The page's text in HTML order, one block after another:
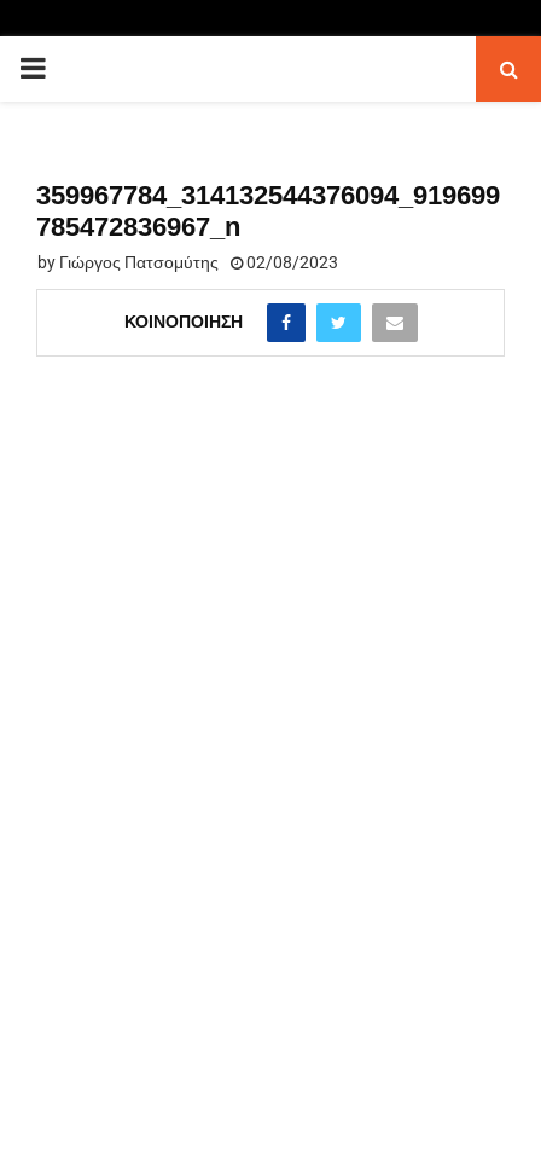
PRIMARY
359967784_314132544376094_919699
785472836967_n
by Γιώργος Πατσομύτης 02/08/2023
ΚΟΙΝΟΠΟΊΗΣΗ